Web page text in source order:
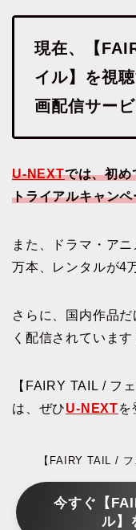
現在、【
イル】を視
画配信サー
U-NEXTでは、初め
トライアルキャン
また、ドラマ・ア
万本、レンタルが4
さらに、国内作品
く配信されています
【FAIRY TAIL / フ
は、ぜひU-NEXTを
【FAIRY TAIL /
今すぐ【
ル】